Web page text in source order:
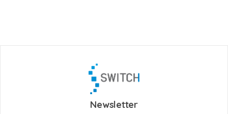
Newsletter